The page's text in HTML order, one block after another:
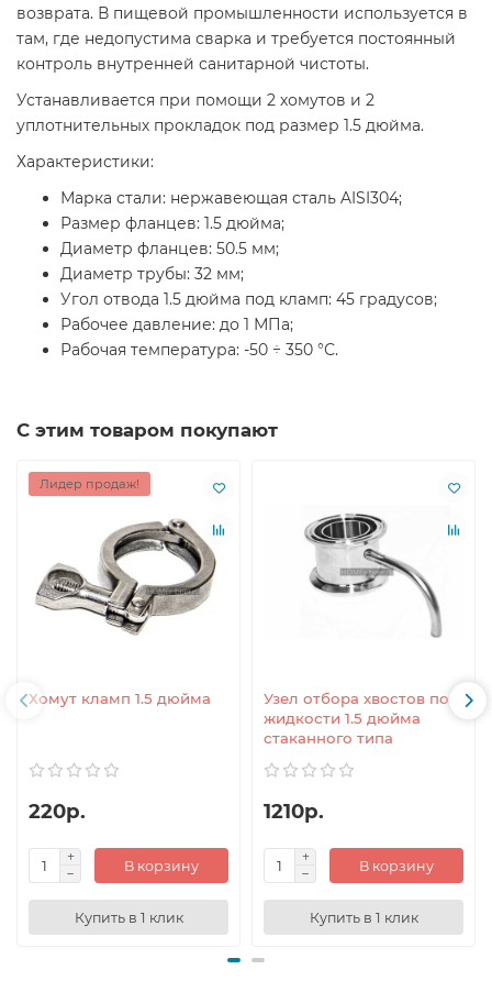
возврата. В пищевой промышленности используется в
там, где недопустима сварка и требуется постоянный
контроль внутренней санитарной чистоты.
Устанавливается при помощи 2 хомутов и 2
уплотнительных прокладок под размер 1.5 дюйма.
Характеристики:
Марка стали: нержавеющая сталь AISI304;
Размер фланцев: 1.5 дюйма;
Диаметр фланцев: 50.5 мм;
Диаметр трубы: 32 мм;
Угол отвода 1.5 дюйма под кламп: 45 градусов;
Рабочее давление: до 1 МПа;
Рабочая температура: -50 ÷ 350 °С.
С этим товаром покупают
Лидер продаж!
Хомут кламп 1.5 дюйма
220р.
В корзину
Купить в 1 клик
Узел отбора хвостов по
жидкости 1.5 дюйма
стаканного типа
1210р.
В корзину
Купить в 1 клик